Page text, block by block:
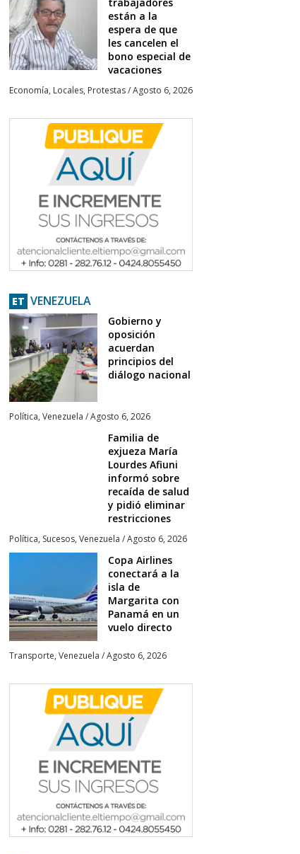
están a la
espera de que
les cancelen el
bono especial de
vacaciones
Economía, Locales, Protestas/Agosto 6, 2026
ET VENEZUELA
Gobierno y
oposición
acuerdan
principios del
diálogo nacional
Política, Venezuela /Agosto 6, 2026
Familia de
exjueza María
Lourdes Afiuni
informó sobre
recaída de salud
y pidió eliminar
restricciones
Política, Sucesos, Venezuela /Agosto 6, 2026
Copa Airlines
conectará a la
isla de
Margarita con
Panamá en un
vuelo directo
Transporte, Venezuela /Agosto 6, 2026